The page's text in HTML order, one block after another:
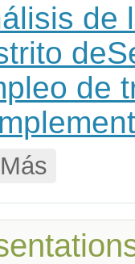
de
de